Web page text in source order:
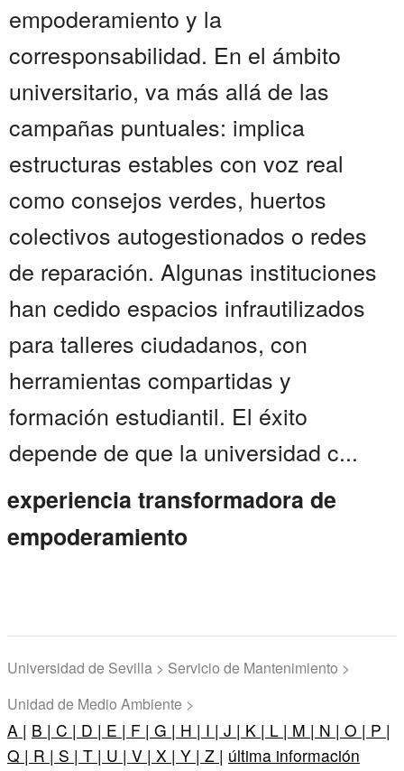
empoderamiento y la
corresponsabilidad. En el ámbito
universitario, va más allá de las
campañas puntuales: implica
estructuras estables con voz real
como consejos verdes, huertos
colectivos autogestionados o redes
de reparación. Algunas instituciones
han cedido espacios infrautilizados
para talleres ciudadanos, con
herramientas compartidas y
formación estudiantil. El éxito
depende de que la universidad c...
experiencia transformadora de
empoderamiento
Universidad de Sevilla > Servicio de Mantenimiento >
Unidad de Medio Ambiente >
A | B | C | D | E | F | G | H | I | J | K | L | M | N | O | P |
Q | R | S | T | U | V | X | Y | Z | última información